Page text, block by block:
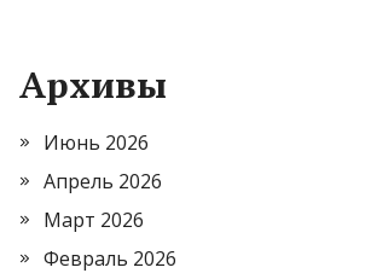
Архивы
Июнь 2026
Апрель 2026
Март 2026
Февраль 2026